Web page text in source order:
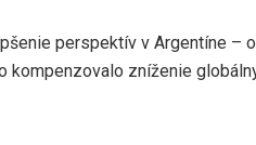
perspektív v Argentíne –
kompenzovalo zníženie